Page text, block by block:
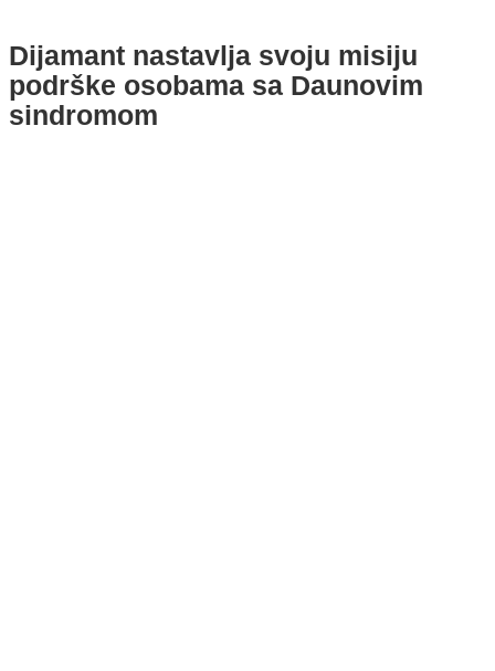
Dijamant nastavlja svoju misiju
podrške osobama sa Daunovim
sindromom